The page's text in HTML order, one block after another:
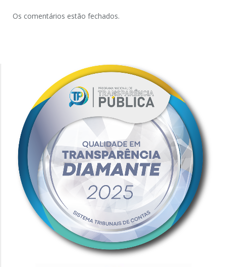
Os comentários estão fechados.